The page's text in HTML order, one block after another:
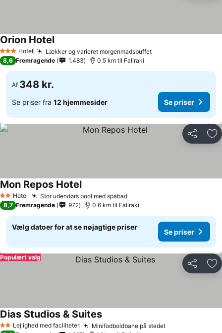
3 StjernerHotel Lækker og varieret morgenmadsbuffet
Orion Hotel
8,6 Fremragende 1.483 0.5 km til Faliraki
Af 348 kr.
Se priser fra 12 hjemmesider Se priser
Del
2 Stjerner
Hotel Stor udendørs pool med spabad
Mon Repos Hotel
8,7 Fremragende 972 0.6 km til Faliraki
Vælg datoer for at se nøjagtige priser
Se priser
Del
Populært valg
2 StjernerLejlighed med faciliteter Minifodboldbane på stedet
Dias Studios & Suites